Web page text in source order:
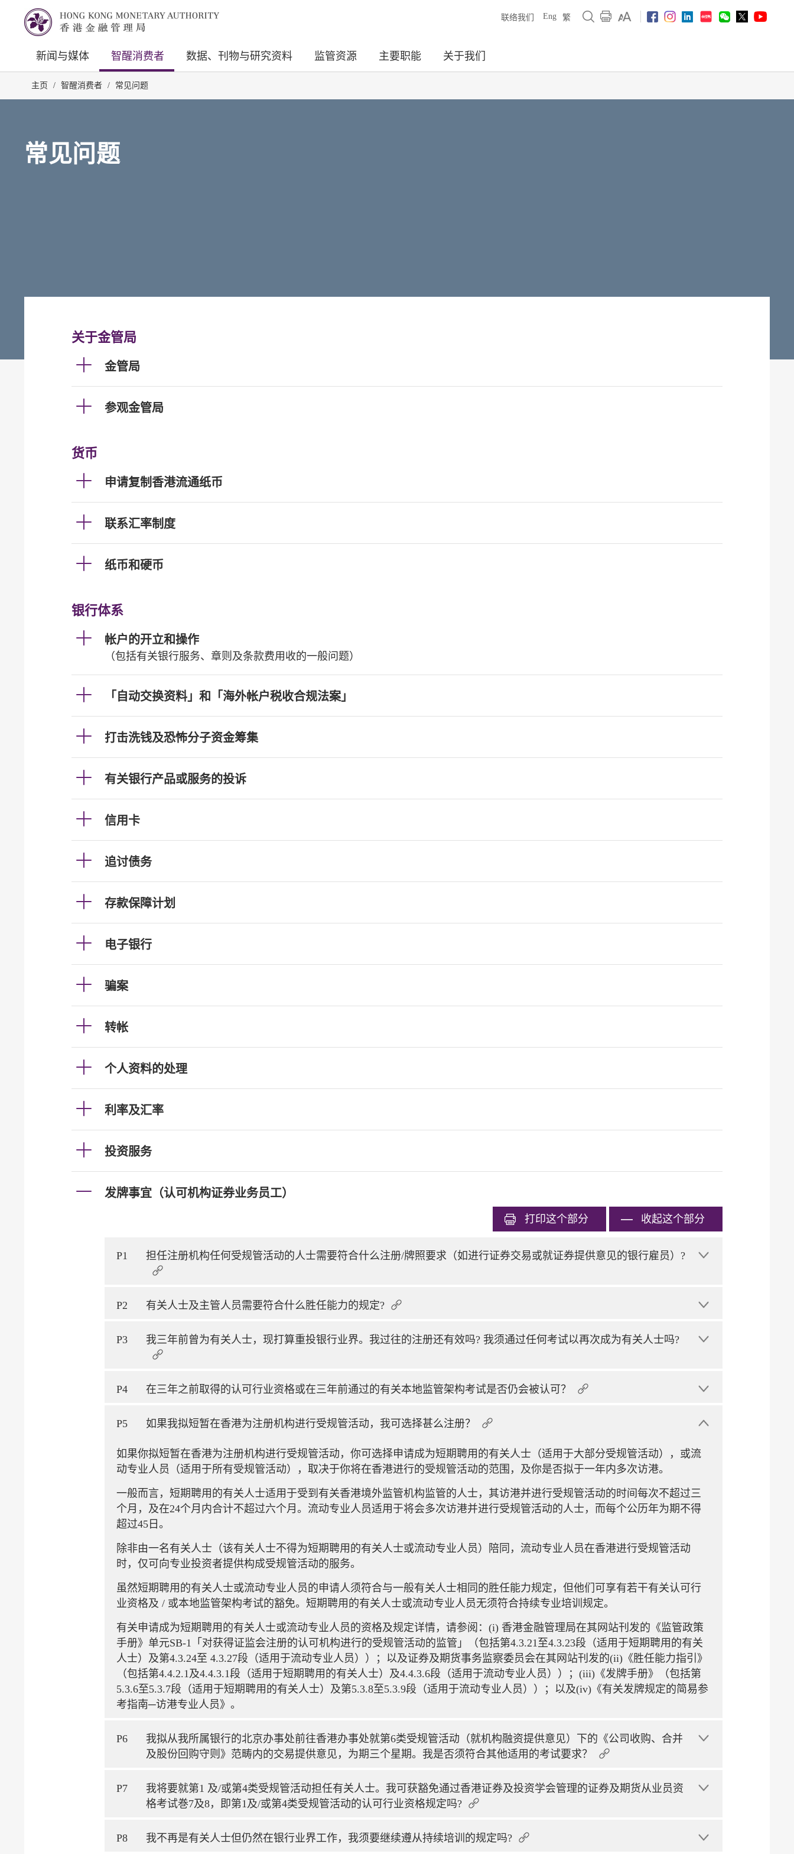
联络我们 Eng 繁
新闻与媒体 智醒消费者 数据、刊物与研究资料 监管资源 主要职能 关于我们
主页 / 智醒消费者 / 常见问题
常见问题
关于金管局
金管局
参观金管局
货币
申请复制香港流通纸币
联系汇率制度
纸币和硬币
银行体系
帐户的开立和操作
（包括有关银行服务、章则及条款费用收的一般问题）
「自动交换资料」和「海外帐户税收合规法案」
打击洗钱及恐怖分子资金筹集
有关银行产品或服务的投诉
信用卡
追讨债务
存款保障计划
电子银行
骗案
转帐
个人资料的处理
利率及汇率
投资服务
发牌事宜（认可机构证券业务员工）
打印这个部分 收起这个部分
P1 担任注册机构任何受规管活动的人士需要符合什么注册/牌照要求（如进行证券交易或就证券提供意见的银行雇员）?
P2 有关人士及主管人员需要符合什么胜任能力的规定?
P3 我三年前曾为有关人士，现打算重投银行业界。我过往的注册还有效吗? 我须通过任何考试以再次成为有关人士吗?
P4 在三年之前取得的认可行业资格或在三年前通过的有关本地监管架构考试是否仍会被认可？
P5 如果我拟短暂在香港为注册机构进行受规管活动，我可选择甚么注册？
如果你拟短暂在香港为注册机构进行受规管活动，你可选择申请成为短期聘用的有关人士（适用于大部分受规管活动），或流
动专业人员（适用于所有受规管活动），取决于你将在香港进行的受规管活动的范围，及你是否拟于一年内多次访港。
一般而言，短期聘用的有关人士适用于受到有关香港境外监管机构监管的人士，其访港并进行受规管活动的时间每次不超过三
个月，及在24个月内合计不超过六个月。流动专业人员适用于将会多次访港并进行受规管活动的人士，而每个公历年为期不得
超过45日。
除非由一名有关人士（该有关人士不得为短期聘用的有关人士或流动专业人员）陪同，流动专业人员在香港进行受规管活动
时，仅可向专业投资者提供构成受规管活动的服务。
虽然短期聘用的有关人士或流动专业人员的申请人须符合与一般有关人士相同的胜任能力规定，但他们可享有若干有关认可行
业资格及 / 或本地监管架构考试的豁免。短期聘用的有关人士或流动专业人员无须符合持续专业培训规定。
有关申请成为短期聘用的有关人士或流动专业人员的资格及规定详情，请参阅：(i) 香港金融管理局在其网站刊发的《监管政策
手册》单元SB-1「对获得证监会注册的认可机构进行的受规管活动的监管」（包括第4.3.21至4.3.23段（适用于短期聘用的有关
人士）及第4.3.24至 4.3.27段（适用于流动专业人员））；以及证券及期货事务监察委员会在其网站刊发的(ii)《胜任能力指引》
（包括第4.4.2.1及4.4.3.1段（适用于短期聘用的有关人士）及4.4.3.6段（适用于流动专业人员））；(iii)《发牌手册》（包括第
5.3.6至5.3.7段（适用于短期聘用的有关人士）及第5.3.8至5.3.9段（适用于流动专业人员））；以及(iv)《有关发牌规定的简易参
考指南─访港专业人员》。
P6
我拟从我所属银行的北京办事处前往香港办事处就第6类受规管活动（就机构融资提供意见）下的《公司收购、合并
及股份回购守则》范畴内的交易提供意见，为期三个星期。我是否须符合其他适用的考试要求？
P7
我将要就第1 及/或第4类受规管活动担任有关人士。我可获豁免通过香港证券及投资学会管理的证券及期货从业员资
格考试巻7及8，即第1及/或第4类受规管活动的认可行业资格规定吗?
P8 我不再是有关人士但仍然在银行业界工作，我须要继续遵从持续培训的规定吗?